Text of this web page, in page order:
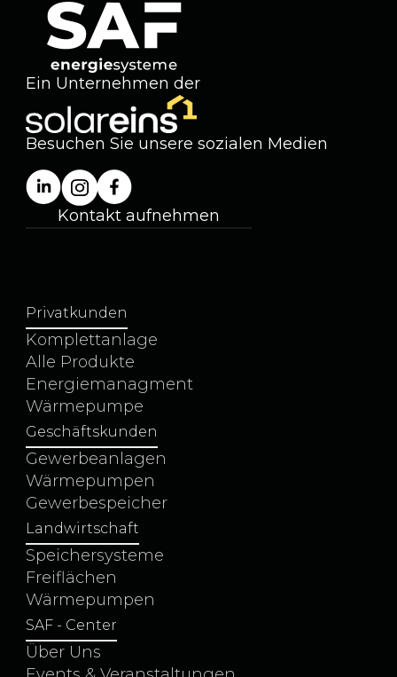
Ein Unternehmen der
Besuchen Sie unsere sozialen Medien
Kontakt aufnehmen
Privatkunden
Komplettanlage
Alle Produkte
Energiemanagment
Wärmepumpe
Geschäftskunden
Gewerbeanlagen
Wärmepumpen
Gewerbespeicher
Landwirtschaft
Speichersysteme
Freiflächen
Wärmepumpen
SAF - Center
Über Uns